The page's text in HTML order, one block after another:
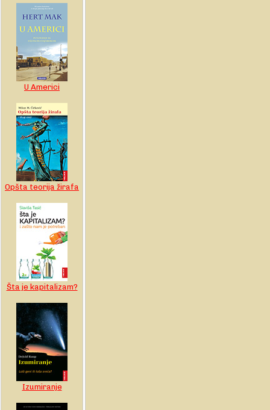
U Americi
Opšta teorija žirafa
Šta je kapitalizam?
Izumiranje